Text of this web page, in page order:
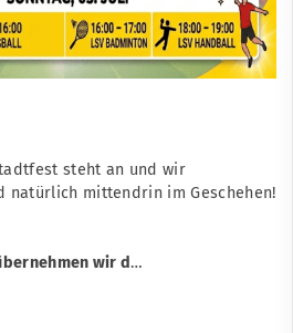
steht an und wir
natürlich mittendrin im Geschehen!
wir d…